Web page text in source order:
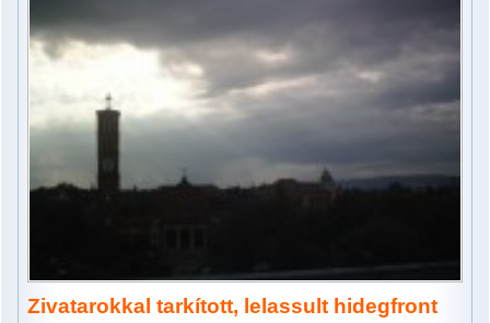
Zivatarokkal tarkított, lelassult hidegfront